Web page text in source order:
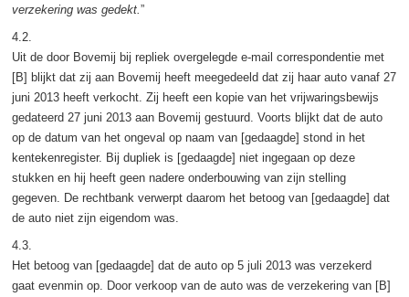
verzekering was gedekt. ”
4.2.
Uit de door Bovemij bij repliek overgelegde e-mail correspondentie met
[B] blijkt dat zij aan Bovemij heeft meegedeeld dat zij haar auto vanaf 27
juni 2013 heeft verkocht. Zij heeft een kopie van het vrijwaringsbewijs
gedateerd 27 juni 2013 aan Bovemij gestuurd. Voorts blijkt dat de auto
op de datum van het ongeval op naam van [gedaagde] stond in het
kentekenregister. Bij dupliek is [gedaagde] niet ingegaan op deze
stukken en hij heeft geen nadere onderbouwing van zijn stelling
gegeven. De rechtbank verwerpt daarom het betoog van [gedaagde] dat
de auto niet zijn eigendom was.
4.3.
Het betoog van [gedaagde] dat de auto op 5 juli 2013 was verzekerd
gaat evenmin op. Door verkoop van de auto was de verzekering van [B]